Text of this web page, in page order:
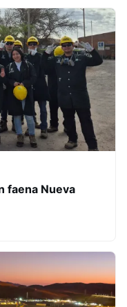
faena Nueva